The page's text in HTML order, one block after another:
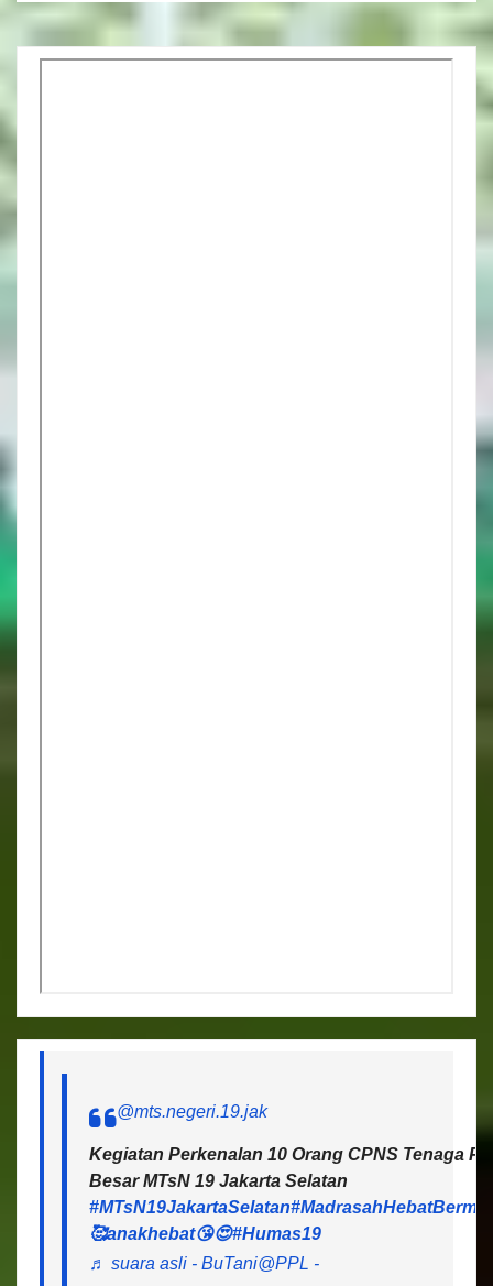
@mts.negeri.19.jak
Kegiatan Perkenalan 10 Orang CPNS Tenaga
Besar MTsN 19 Jakarta Selatan
#MTsN19JakartaSelatan
🥰anakhebat😘😍#Humas19
♬ suara asli - BuTani@PPL -